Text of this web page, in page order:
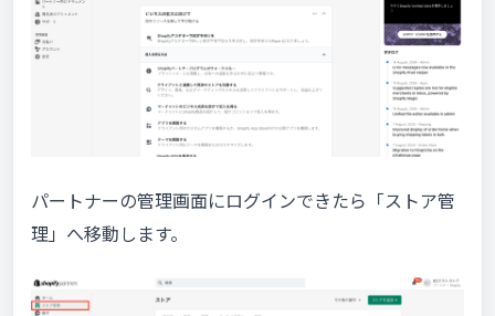
パートナーの管理画面にログインできたら「ストア管
理」へ移動します。